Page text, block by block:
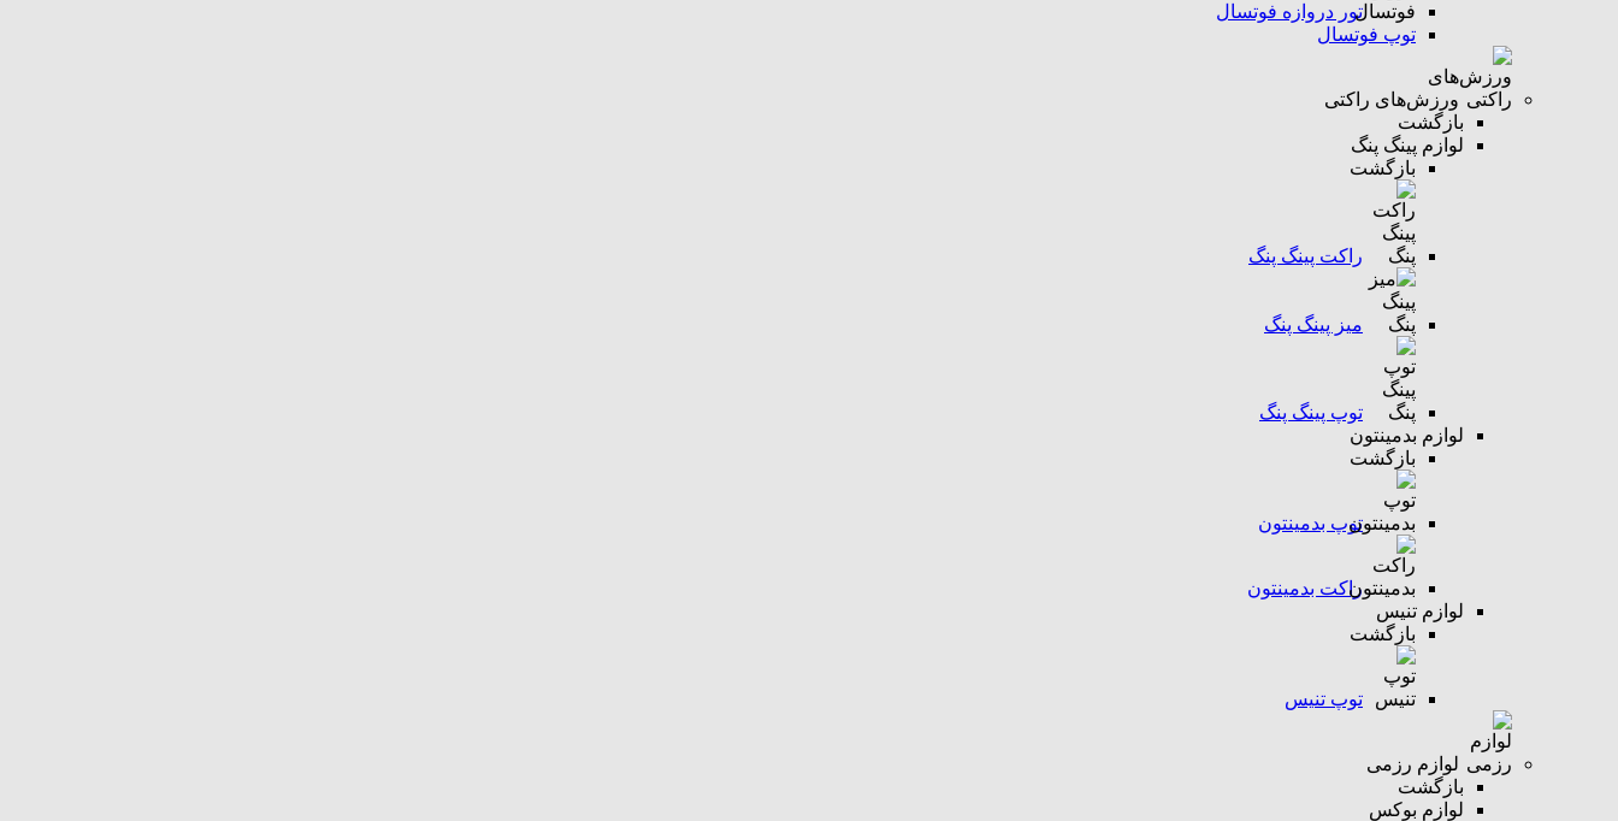
تور دروازه فوتسال
توپ فوتسال
ورزش‌های راکتی
بازگشت
لوازم پینگ پنگ
بازگشت
راکت پینگ پنگ
میز پینگ پنگ
توپ پینگ پنگ
لوازم بدمینتون
بازگشت
توپ بدمینتون
راکت بدمینتون
لوازم تنیس
بازگشت
توپ تنیس
لوازم رزمی
بازگشت
لوازم بوکس